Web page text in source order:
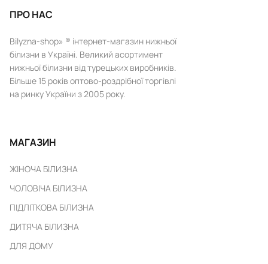
ПРО НАС
Bilyzna-shop» ® інтернет-магазин нижньої
білизни в Україні. Великий асортимент
нижньої білизни від турецьких виробників.
Більше 15 років оптово-роздрібної торгівлі
на ринку України з 2005 року.
МАГАЗИН
ЖІНОЧА БІЛИЗНА
ЧОЛОВІЧА БІЛИЗНА
ПІДЛІТКОВА БІЛИЗНА
ДИТЯЧА БІЛИЗНА
ДЛЯ ДОМУ